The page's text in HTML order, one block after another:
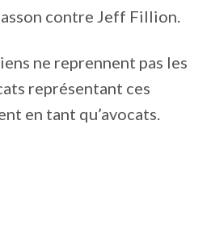
contre Jeff Fillion.
ne reprennent pas les
représentant ces
en tant qu’avocats.